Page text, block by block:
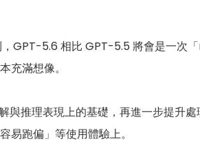
GPT-5.6 相比 GPT-5.5 將會是一
充滿想像。
推理表現上的基礎，再進一步提升
跑偏」等使用體驗上。